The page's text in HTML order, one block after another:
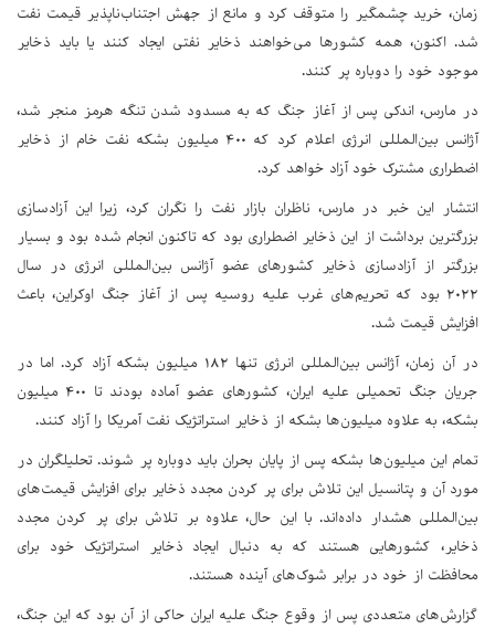
زمان، خرید چشمگیر را متوقف کرد و مانع از جهش اجتناب‌ناپذیر قیمت نفت
شد. اکنون، همه کشورها می‌خواهند ذخایر نفتی ایجاد کنند یا باید ذخایر
موجود خود را دوباره پر کنند.
در مارس، اندکی پس از آغاز جنگ که به مسدود شدن تنگه هرمز منجر شد،
آژانس بین‌المللی انرژی اعلام کرد که ۴۰۰ میلیون بشکه نفت خام از ذخایر
اضطراری مشترک خود آزاد خواهد کرد.
انتشار این خبر در مارس، ناظران بازار نفت را نگران کرد، زیرا این آزادسازی
بزرگترین برداشت از این ذخایر اضطراری بود که تاکنون انجام شده بود و بسیار
بزرگتر از آزادسازی ذخایر کشورهای عضو آژانس بین‌المللی انرژی در سال
۲۰۲۲ بود که تحریم‌های غرب علیه روسیه پس از آغاز جنگ اوکراین، باعث
افزایش قیمت شد.
در آن زمان، آژانس بین‌المللی انرژی تنها ۱۸۲ میلیون بشکه آزاد کرد. اما در
جریان جنگ تحمیلی علیه ایران، کشورهای عضو آماده بودند تا ۴۰۰ میلیون
بشکه، به علاوه میلیون‌ها بشکه از ذخایر استراتژیک نفت آمریکا را آزاد کنند.
تمام این میلیون‌ها بشکه پس از پایان بحران باید دوباره پر شوند. تحلیلگران در
مورد آن و پتانسیل این تلاش برای پر کردن مجدد ذخایر برای افزایش قیمت‌های
بین‌المللی هشدار داده‌اند. با این حال، علاوه بر تلاش برای پر کردن مجدد
ذخایر، کشورهایی هستند که به دنبال ایجاد ذخایر استراتژیک خود برای
محافظت از خود در برابر شوک‌های آینده هستند.
گزارش‌های متعددی پس از وقوع جنگ علیه ایران حاکی از آن بود که این جنگ،